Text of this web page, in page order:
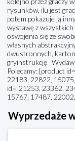
rysunków, ilu jest
potem pokazuje ją
wystawę z wszystkich
oswojenia się ze
własnych
dwustronnych,
gryinstrukcję
Polecamy: [product
22183, 22822,
id="21253, 23362,
15767, 17487,
Wyprzedaże